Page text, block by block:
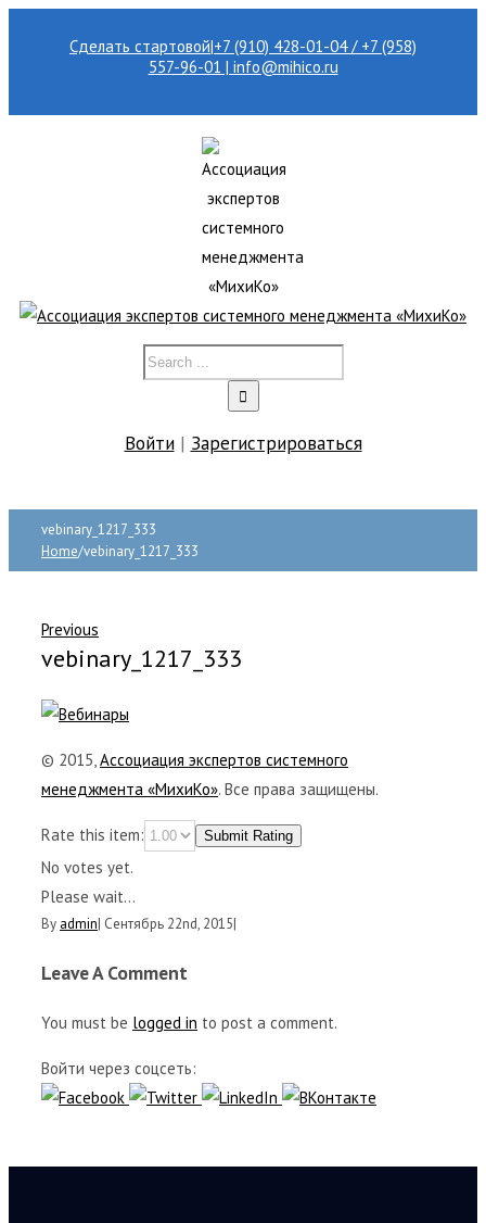
Сделать стартовой|+7 (910) 428-01-04 / +7 (958)
557-96-01 | info@mihico.ru
Войти| Зарегистрироваться
vebinary_1217_333
Home/vebinary_1217_333
Previous
vebinary_1217_333
© 2015,Ассоциация экспертов системного
менеджмента «МихиКо». Все права защищены.
Rate this item: Submit Rating
No votes yet.
Please wait...
By admin| Сентябрь 22nd, 2015|
Leave A Comment
You must be logged in to post a comment.
Войти через соцсеть: